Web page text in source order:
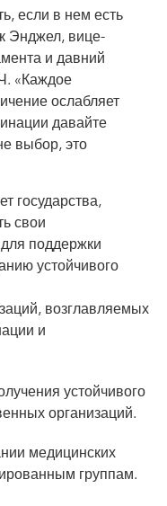
если в нем есть
Энджел, вице-
и давний
«Каждое
ослабляет
давайте
выбор, это
государства,
свои
поддержки
устойчивого
возглавляемых
и
устойчивого
организаций.
медицинских
группам.